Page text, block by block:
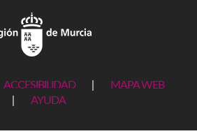
ACCESIBILIDAD
MAPA WEB
AYUDA